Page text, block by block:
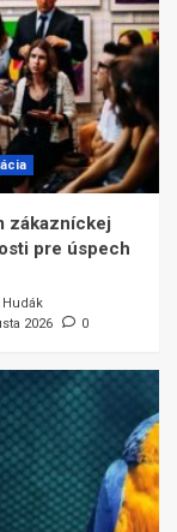
zákazníckej
pre úspech
2026
0